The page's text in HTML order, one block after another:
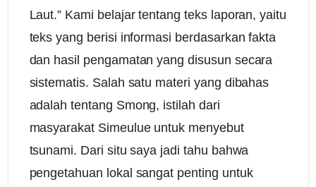
Laut.” Kami belajar tentang teks laporan, yaitu
teks yang berisi informasi berdasarkan fakta
dan hasil pengamatan yang disusun secara
sistematis. Salah satu materi yang dibahas
adalah tentang Smong, istilah dari
masyarakat Simeulue untuk menyebut
tsunami. Dari situ saya jadi tahu bahwa
pengetahuan lokal sangat penting untuk